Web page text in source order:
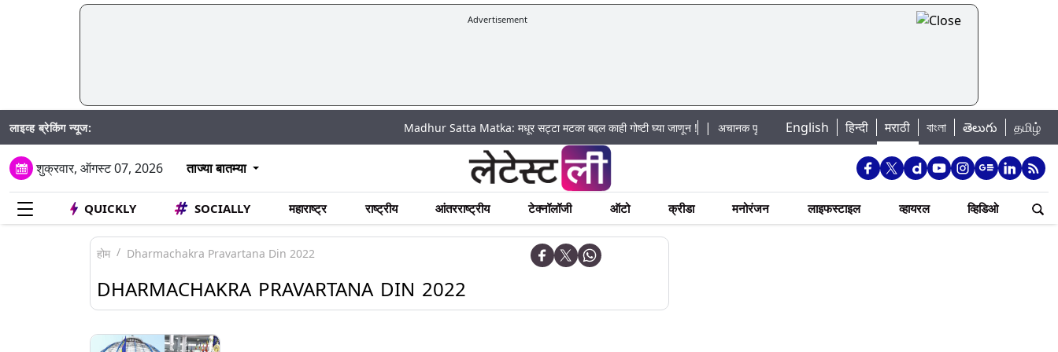
Advertisement
लाइव्ह ब्रेकिंग न्यूज: Madhur Satta Matka: मधूर सट्टा मटका बद्दल काही गोष्टी घ्या जाणून !|अचानक पूराचा धोका: खडकवासला धरणातून मुठानदी पात्रात विसर्ग सुरु; नागरिकांना नदीपात्रात
English हिन्दी मराठी বাংলা తెలుగు தமிழ்
शुक्रवार, ऑगस्ट 07, 2026 ताज्या बातम्या
QUICKLY SOCIALLY महाराष्ट्र राष्ट्रीय आंतरराष्ट्रीय टेक्नॉलॉजी ऑटो क्रीडा मनोरंजन लाइफस्टाइल व्हायरल व्हिडिओ
होम Dharmachakra Pravartana Din 2022
DHARMACHAKRA PRAVARTANA DIN 2022